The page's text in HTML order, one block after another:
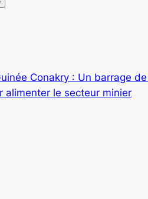
Conakry : Un barrage
alimenter le secteur minier